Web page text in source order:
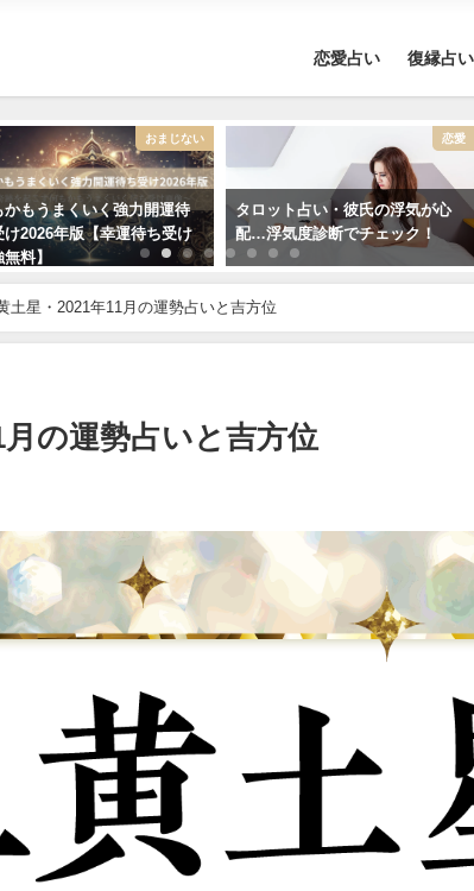
恋愛占い 復縁占い
おまじない
かもうまくいく強力開運待
け2026年版【幸運待ち受け
料】
恋愛
タロット占い・彼氏の浮気が心
配…浮気度診断でチェック！
土星・2021年11月の運勢占いと吉方位
の運勢占いと吉方位